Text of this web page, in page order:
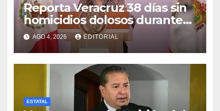
Reporta Veracruz 38 días sin
homicidios dolosos durante
2026
AGO 4, 2026 EDITORIAL
ESTATAL